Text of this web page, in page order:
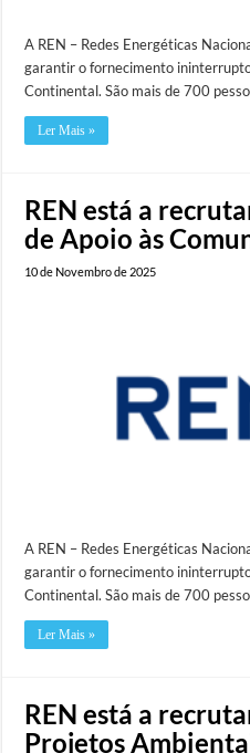
A REN – Redes Energéticas
garantir o fornecimento
Continental. São mais de 700
Ler Mais »
REN está a
de Apoio às
10 de Novembro de 2025
A REN – Redes Energéticas
garantir o fornecimento
Continental. São mais de 700
Ler Mais »
REN está a
Projetos